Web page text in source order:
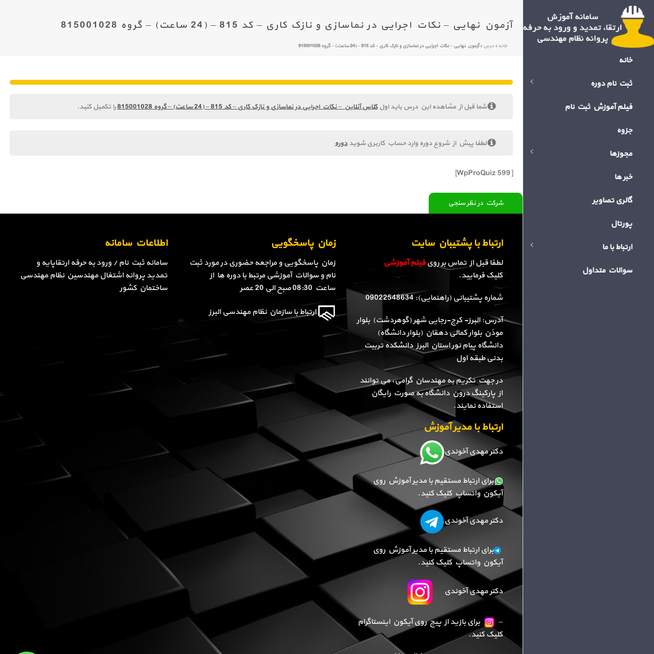
خانه
ثبت نام دوره
فیلم آموزش ثبت نام
جزوه
مجوزها
خبر ها
گالری تصاویر
پورتال
ارتباط با ما
سوالات متداول
آزمون نهایی – نکات اجرایی در نماسازی و نازک کاری – کد 815 – (24 ساعت) – گروه 815001028
خانه » درس »آزمون نهایی – نکات اجرایی در نماسازی و نازک کاری – کد 815 – (24 ساعت) – گروه 815001028
شرکت در نظر سنجی
شما قبل از مشاهده این درس باید اولکلاس آنلاین – نکات اجرایی در نماسازی و نازک کاری – کد 815 – (24 ساعت) – گروه 815001028 را تکمیل کنید.
لطفا پیش از شروع دوره وارد حساب کاربری شویددوره
[WpProQuiz 599]
اطلاعات سامانه
سامانه ثبت نام / ورود به حرفه ارتقاپایه و
تمدید پروانه اشتغال مهندسین نظام مهندسی
ساختمان کشور
زمان پاسخگویی
زمان پاسخگویی و مراجعه حضوری در مورد ثبت
نام و سوالات آموزشی مرتبط با دوره ها از
ساعت 08:30 صبح الی 20 عصر
ارتباط با سازمان نظام مهندسی البرز
ارتباط با پشتیبان سایت
لطفا قبل از تماس بر رویفیلم آموزشی
کلیک فرمایید.
شماره پشتیبانی (راهنمایی): 09022548634
آدرس: البرز- کرج-رجایی شهر (گوهردشت) بلوار
موذن بلوار کمالی دهقان (بلوار دانشگاه)
دانشگاه پیام نور استان البرز دانشکده تربیت
بدنی طبقه اول
در جهت تکریم به مهندسان گرامی، می توانند
از پارکینگ درون دانشگاه به صورت رایگان
استفاده نمایند.
ارتباط با مدیر آموزش
دکتر مهدی آخوندی
برای ارتباط مستقیم با مدیر آموزش روی
آیکون واتساپ کلیک کنید.
دکتر مهدی آخوندی
برای ارتباط مستقیم با مدیر آموزش روی
آیکون واتساپ کلیک کنید.
دکتر مهدی آخوندی
–
برای بازید از پیج روی آیکون اینستاگرام
کلیک کنید.